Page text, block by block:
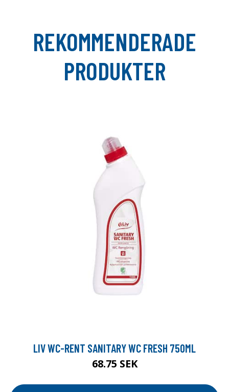
REKOMMENDERADE
PRODUKTER
LIV WC-RENT SANITARY WC FRESH 750ML
68.75 SEK